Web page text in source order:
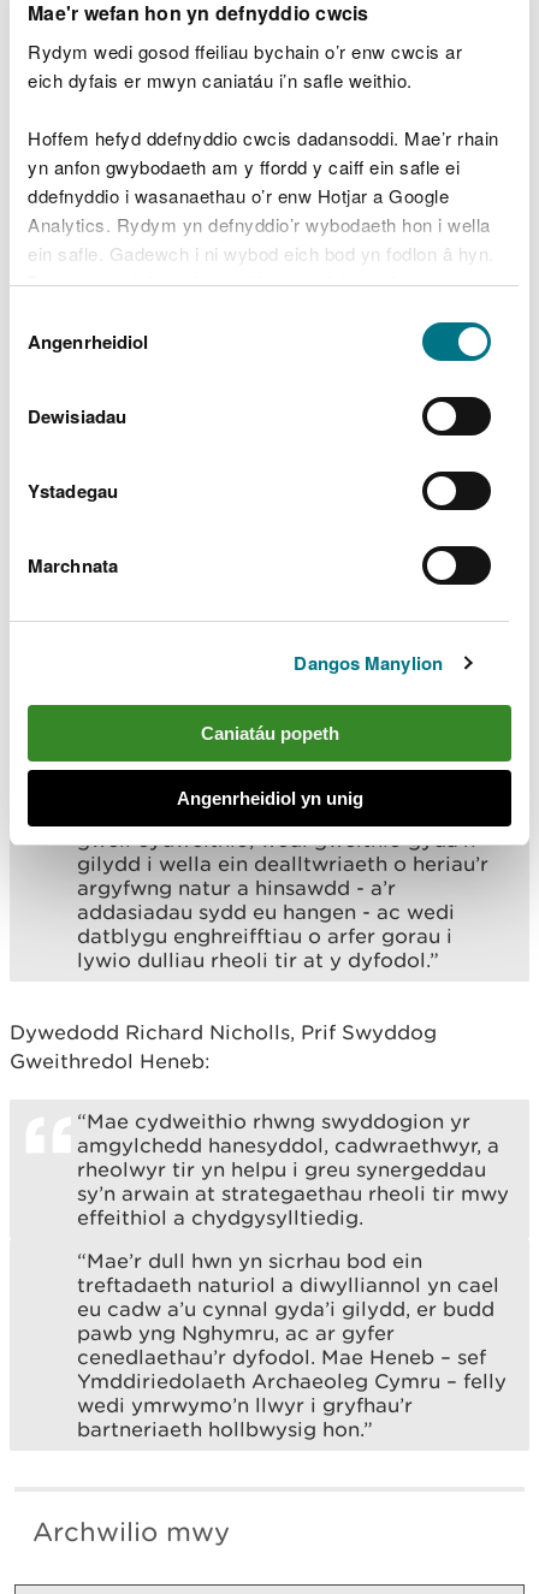
Mae'r wefan hon yn defnyddio cwcis
Rydym wedi gosod ffeiliau bychain o’r enw cwcis ar
eich dyfais er mwyn caniatáu i’n safle weithio.
Hoffem hefyd ddefnyddio cwcis dadansoddi. Mae’r rhain
yn anfon gwybodaeth am y ffordd y caiff ein safle ei
ddefnyddio i wasanaethau o’r enw Hotjar a Google
Analytics. Rydym yn defnyddio’r wybodaeth hon i wella
ein safle. Gadewch i ni wybod eich bod yn fodlon â hyn.
Byddwn yn defnyddio cwci i gadw eich dewis.
Gellirdarllen mwy am ein cwcis cyn i chi ddewis.
Caniatâd
Angenrheidiol
Dewisiadau
Ystadegau
Marchnata
Dangos Manylion
Caniatáu popeth
Angenrheidiol yn unig
“Mae egwyddorion ein Memorandwm Cyd-
ddealltwriaeth yn nodi sut y byddwn i gyd
yn cydweithio’n ymarferol i sicrhau bod yr
rhan annatod o benderfyniadau sy’n
effeithio ar reoli tir a’n bod yn rhoi sylw
dyledus i’r dyletswyddau penodol a osodir
arnom drwy ddeddfwriaeth.
“Ar nodyn ymarferol, rydym wedi datblygu
digwyddiadau hyfforddi ac wedi gweithio
a chynyddu dealltwriaeth, ac i ddod â
phobl ynghyd ar gyfer cydweithio
“Mae Cymru’n cael ei chydnabod yn eang
eithriadol - tirweddau a luniwyd dros
filoedd o flynyddoedd gan genedlaethau o
“Mae’r bartneriaeth hon yn llwyfan
gwerthfawr iawn lle mae ymarferwyr sy’n
angerddol am ofalu am ein treftadaeth
werthfawr yn gallu cydweithio i gefnogi
cadwraeth a rheolaeth gynaliadwy o’n
hamgylchedd naturiol a hanesyddol.
“Drwy’r cytundeb hwn rydym wedi gweld
gwell cydweithio, wedi gweithio gyda’n
gilydd i wella ein dealltwriaeth o heriau’r
argyfwng natur a hinsawdd - a’r
addasiadau sydd eu hangen - ac wedi
datblygu enghreifftiau o arfer gorau i
lywio dulliau rheoli tir at y dyfodol.”
Dywedodd Richard Nicholls, Prif Swyddog
Gweithredol Heneb:
“Mae cydweithio rhwng swyddogion yr
amgylchedd hanesyddol, cadwraethwyr, a
rheolwyr tir yn helpu i greu synergeddau
sy’n arwain at strategaethau rheoli tir mwy
effeithiol a chydgysylltiedig.
“Mae’r dull hwn yn sicrhau bod ein
treftadaeth naturiol a diwylliannol yn cael
eu cadw a’u cynnal gyda’i gilydd, er budd
pawb yng Nghymru, ac ar gyfer
cenedlaethau’r dyfodol. Mae Heneb – sef
Ymddiriedolaeth Archaeoleg Cymru – felly
wedi ymrwymo’n llwyr i gryfhau’r
bartneriaeth hollbwysig hon.”
Archwilio mwy